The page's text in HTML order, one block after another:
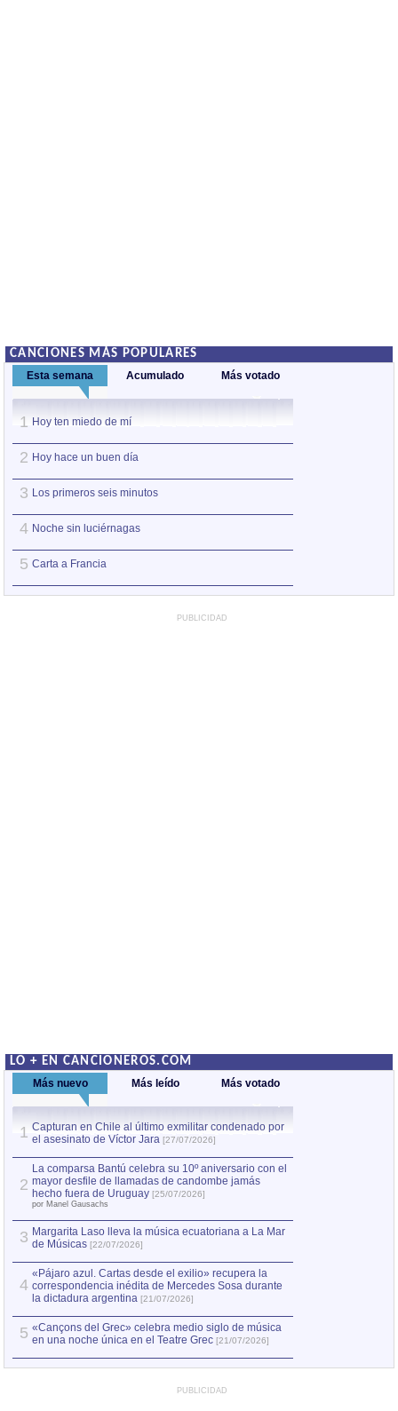
CANCIONES MÁS POPULARES
Esta semana Acumulado Más votado
1 Hoy ten miedo de mí
2 Hoy hace un buen día
3 Los primeros seis minutos
4 Noche sin luciérnagas
5 Carta a Francia
PUBLICIDAD
LO + EN CANCIONEROS.COM
Más nuevo Más leído Más votado
1 Capturan en Chile al último exmilitar condenado por
el asesinato de Víctor Jara [27/07/2026]
2
La comparsa Bantú celebra su 10º aniversario con el
mayor desfile de llamadas de candombe jamás
hecho fuera de Uruguay [25/07/2026]
por Manel Gausachs
3 Margarita Laso lleva la música ecuatoriana a La Mar
de Músicas [22/07/2026]
4
«Pájaro azul. Cartas desde el exilio» recupera la
correspondencia inédita de Mercedes Sosa durante
la dictadura argentina [21/07/2026]
5 «Cançons del Grec» celebra medio siglo de música
en una noche única en el Teatre Grec [21/07/2026]
PUBLICIDAD